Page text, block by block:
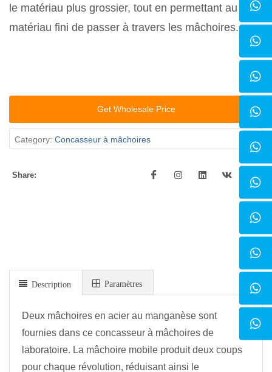
le matériau plus grossier, tout en permettant au
matériau fini de passer à travers les mâchoires.
Get Wholesale Price
Category: Concasseur à mâchoires
Share:
Description Paramètres
Deux mâchoires en acier au manganèse sont
fournies dans ce concasseur à mâchoires de
laboratoire. La mâchoire mobile produit deux coups
pour chaque révolution, réduisant ainsi le